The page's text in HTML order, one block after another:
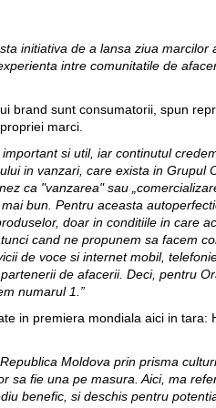
initiativa de a lansa ziua marcilor
intre comunitatile de
brand sunt consumatorii, spun
marci.
si util, iar continutul
in vanzari, care exista in Grupul
ca "vanzarea" sau
bun. Pentru aceasta
doar in conditiile in care
cand ne propunem sa facem
de voce si internet mobil,
de afacerii. Deci, pentru
numarul 1.”
in premiera mondiala aici in tara:
Moldova prin prisma
sa fie una pe masura. Aici, ma
benefic, si deschis pentru